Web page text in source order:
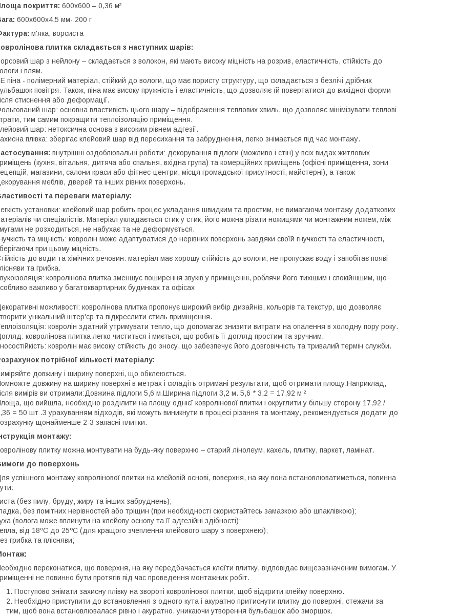
покриття: 600х600 – 0,36 м²
600х600х4,5 мм- 200 г
м'яка, ворсиста
плитка складається з наступних шарів:
шар з нейлону – складається з волокон, які мають високу міцність на розрив, еластичність, стійкість до
і плям.
піна - полімерний матеріал, стійкий до вологи, що має пористу структуру, що складається з безлічі дрібних
повітря. Також, піна має високу пружність і еластичність, що дозволяє їй повертатися до вихідної форми
стиснення або деформації.
шар: основна властивість цього шару – відображення теплових хвиль, що дозволяє мінімізувати теплові
тим самим покращити теплоізоляцію приміщення.
шар: нетоксична основа з високим рівнем адгезії.
плівка: зберігає клейовий шар від пересихання та забруднення, легко знімається під час монтажу.
внутрішні оздоблювальні роботи: декорування підлоги (можливо і стін) у всіх видах житлових
(кухня, вітальня, дитяча або спальня, вхідна група) та комерційних приміщень (офісні приміщення, зони
магазини, салони краси або фітнес-центри, місця громадської присутності, майстерні), а також
меблів, дверей та інших рівних поверхонь.
та переваги матеріалу:
установки: клейовий шар робить процес укладання швидким та простим, не вимагаючи монтажу додаткових
чи спеціалістів. Матеріал укладається стик у стик, його можна різати ножицями чи монтажним ножем, між
не розходиться, не набухає та не деформується.
та міцність: ковролін може адаптуватися до нерівних поверхонь завдяки своїй гнучкості та еластичності,
при цьому міцність.
до води та хімічних речовин: матеріал має хорошу стійкість до вологи, не пропускає воду і запобігає появі
та грибка.
ковролінова плитка зменшує поширення звуків у приміщенні, роблячи його тихішим і спокійнішим, що
важливо у багатоквартирних будинках та офісах
можливості: ковролінова плитка пропонує широкий вибір дизайнів, кольорів та текстур, що дозволяє
унікальний інтер'єр та підкреслити стиль приміщення.
ковролін здатний утримувати тепло, що допомагає знизити витрати на опалення в холодну пору року.
ковролінова плитка легко чиститься і миється, що робить її догляд простим та зручним.
ковролін має високу стійкість до зносу, що забезпечує його довговічність та тривалий термін служби.
потрібної кількості матеріалу:
довжину і ширину поверхні, що обклеюється.
довжину на ширину поверхні в метрах і складіть отримані результати, щоб отримати площу.Наприклад,
вимірів ви отримали:Довжина підлоги 5,6 м.Ширина підлоги 3,2 м. 5,6 * 3,2 = 17,92 м ²
що вийшла, необхідно розділити на площу однієї ковролінової плитки і округлити у більшу сторону 17,92 /
= 50 шт .З урахуванням відходів, які можуть виникнути в процесі різання та монтажу, рекомендується додати до
щонайменше 2-3 запасні плитки.
монтажу:
плитку можна монтувати на будь-яку поверхню – старий лінолеум, кахель, плитку, паркет, ламінат.
до поверхонь
успішного монтажу ковролінової плитки на клейовій основі, поверхня, на яку вона встановлюватиметься, повинна
(без пилу, бруду, жиру та інших забруднень);
без помітних нерівностей або тріщин (при необхідності скористайтесь замазкою або шпаклівкою);
(волога може вплинути на клейову основу та її адгезійні здібності);
від 18ºС до 25ºС (для кращого зчеплення клейового шару з поверхнею);
грибка та плісняви;
переконатися, що поверхня, на яку передбачається клеїти плитку, відповідає вищезазначеним вимогам. У
не повинно бути протягів під час проведення монтажних робіт.
Поступово знімати захисну плівку на звороті ковролінової плитки, щоб відкрити клейку поверхню.
Необхідно приступити до встановлення з одного кута і акуратно притиснути плитку до поверхні, стежачи за
тим, щоб вона встановлювалася рівно і акуратно, уникаючи утворення бульбашок або зморшок.